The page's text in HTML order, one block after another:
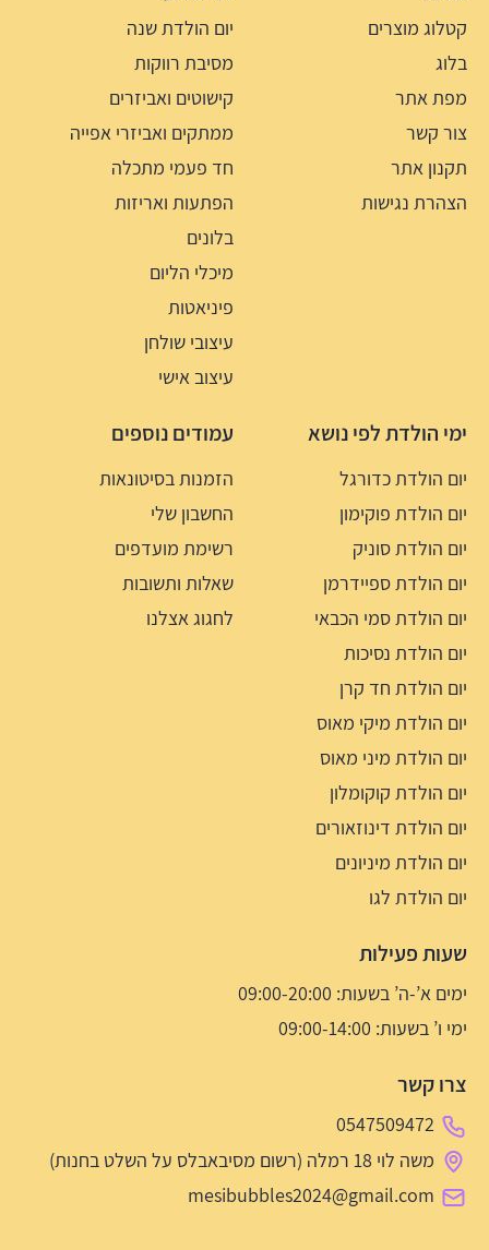
קטלוג מוצרים
בלוג
מפת אתר
צור קשר
תקנון אתר
הצהרת נגישות
יום הולדת שנה
מסיבת רווקות
קישוטים ואביזרים
ממתקים ואביזרי אפייה
חד פעמי מתכלה
הפתעות ואריזות
בלונים
מיכלי הליום
פיניאטות
עיצובי שולחן
עיצוב אישי
ימי הולדת לפי נושא
יום הולדת כדורגל
יום הולדת פוקימון
יום הולדת סוניק
יום הולדת ספיידרמן
יום הולדת סמי הכבאי
יום הולדת נסיכות
יום הולדת חד קרן
יום הולדת מיקי מאוס
יום הולדת מיני מאוס
יום הולדת קוקומלון
יום הולדת דינוזאורים
יום הולדת מיניונים
יום הולדת לגו
עמודים נוספים
הזמנות בסיטונאות
החשבון שלי
רשימת מועדפים
שאלות ותשובות
לחגוג אצלנו
שעות פעילות
ימים א’-ה’ בשעות: 09:00-20:00
ימי ו’ בשעות: 09:00-14:00
צרו קשר
0547509472
משה לוי 18 רמלה (רשום מסיבאבלס על השלט בחנות)
mesibubbles2024@gmail.com